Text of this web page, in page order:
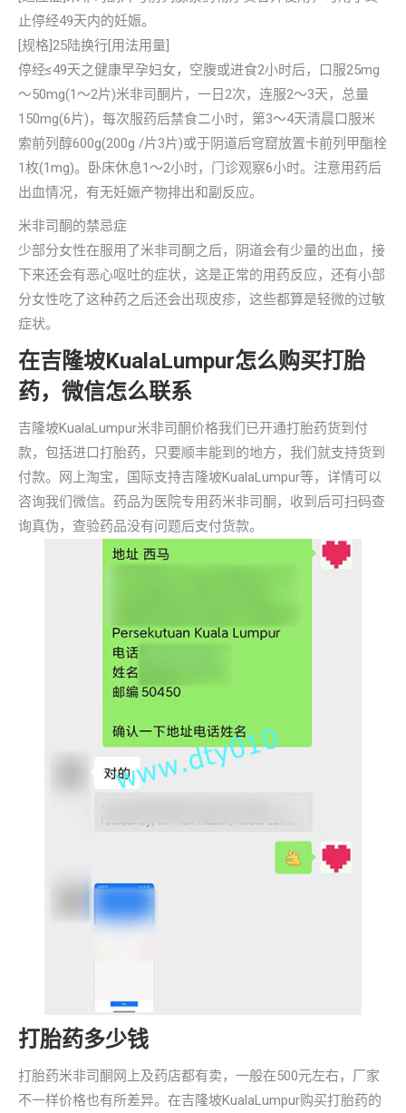
止停经49天内的妊娠。
[规格]25陆换行[用法用量]
停经≤49天之健康早孕妇女，空腹或进食2小时后，口服25mg
～50mg(1～2片)米非司酮片，一日2次，连服2～3天，总量
150mg(6片)，每次服药后禁食二小时，第3～4天清晨口服米
索前列醇600g(200g /片3片)或于阴道后穹窟放置卡前列甲酯栓
1枚(1mg)。卧床休息1～2小时，门诊观察6小时。注意用药后
出血情况，有无妊娠产物排出和副反应。
米非司酮的禁忌症
少部分女性在服用了米非司酮之后，阴道会有少量的出血，接
下来还会有恶心呕吐的症状，这是正常的用药反应，还有小部
分女性吃了这种药之后还会出现皮疹，这些都算是轻微的过敏
症状。
在吉隆坡KualaLumpur怎么购买打胎
药，微信怎么联系
吉隆坡KualaLumpur米非司酮价格我们已开通打胎药货到付
款，包括进口打胎药，只要顺丰能到的地方，我们就支持货到
付款。网上淘宝，国际支持吉隆坡KualaLumpur等，详情可以
咨询我们微信。药品为医院专用药米非司酮，收到后可扫码查
询真伪，查验药品没有问题后支付货款。
打胎药多少钱
打胎药米非司酮网上及药店都有卖，一般在500元左右，厂家
不一样价格也有所差异。在吉隆坡KualaLumpur购买打胎药的